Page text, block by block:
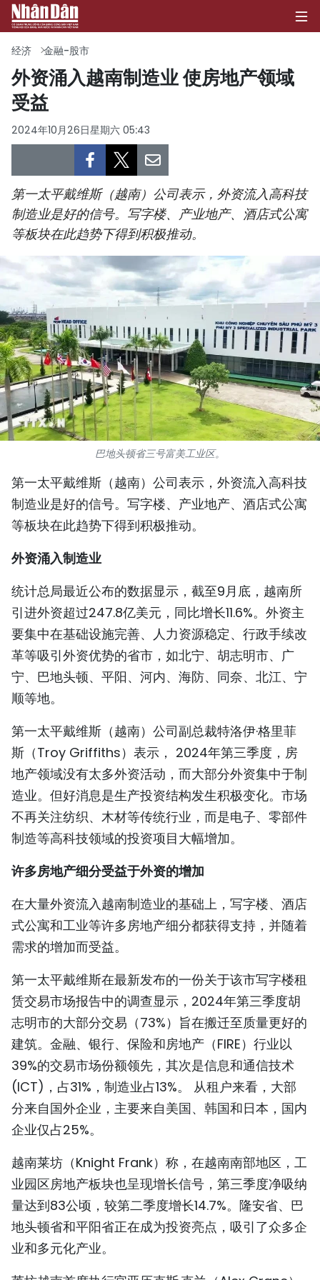
政治
经济
社会
环保
文化
体育
国际
旅游
友谊桥梁
史海
多功能媒体
图表新闻
人民报社简介
TIẾNG VIỆT
FRANÇAIS
РУССКИЙ
ESPAÑOL
经济 金融-股市
外资涌入越南制造业 使房地产领域
受益
2024年10月26日星期六 05:43
第一太平戴维斯（越南）公司表示，外资流入高科技
制造业是好的信号。写字楼、产业地产、酒店式公寓
等板块在此趋势下得到积极推动。
巴地头顿省三号富美工业区。
第一太平戴维斯（越南）公司表示，外资流入高科技
制造业是好的信号。写字楼、产业地产、酒店式公寓
等板块在此趋势下得到积极推动。
外资涌入制造业
统计总局最近公布的数据显示，截至9月底，越南所
引进外资超过247.8亿美元，同比增长11.6%。外资主
要集中在基础设施完善、人力资源稳定、行政手续改
革等吸引外资优势的省市，如北宁、胡志明市、广
宁、巴地头顿、平阳、河内、海防、同奈、北江、宁
顺等地。
第一太平戴维斯（越南）公司副总裁特洛伊·格里菲
斯（Troy Griffiths）表示， 2024年第三季度，房
地产领域没有太多外资活动，而大部分外资集中于制
造业。但好消息是生产投资结构发生积极变化。市场
不再关注纺织、木材等传统行业，而是电子、零部件
制造等高科技领域的投资项目大幅增加。
许多房地产细分受益于外资的增加
在大量外资流入越南制造业的基础上，写字楼、酒店
式公寓和工业等许多房地产细分都获得支持，并随着
需求的增加而受益。
第一太平戴维斯在最新发布的一份关于该市写字楼租
赁交易市场报告中的调查显示，2024年第三季度胡
志明市的大部分交易（73%）旨在搬迁至质量更好的
建筑。金融、银行、保险和房地产（FIRE）行业以
39%的交易市场份额领先，其次是信息和通信技术
(ICT)，占31%，制造业占13%。 从租户来看，大部
分来自国外企业，主要来自美国、韩国和日本，国内
企业仅占25%。
越南莱坊（Knight Frank）称，在越南南部地区，工
业园区房地产板块也呈现增长信号，第三季度净吸纳
量达到83公顷，较第二季度增长14.7%。隆安省、巴
地头顿省和平阳省正在成为投资亮点，吸引了众多企
业和多元化产业。